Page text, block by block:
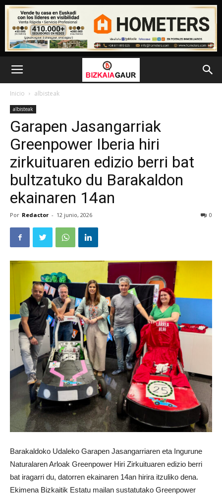
Inicio albisteak
albisteak
Garapen Jasangarriak
Greenpower Iberia hiri
zirkuituaren edizio berri bat
bultzatuko du Barakaldon
ekainaren 14an
Por Redactor - 12 junio, 2026 0
Barakaldoko Udaleko Garapen Jasangarriaren eta Ingurune
Naturalaren Arloak Greenpower Hiri Zirkuituaren edizio berri
bat iragarri du, datorren ekainaren 14an hirira itzuliko dena.
Ekimena Bizkaitik Estatu mailan sustatutako Greenpower